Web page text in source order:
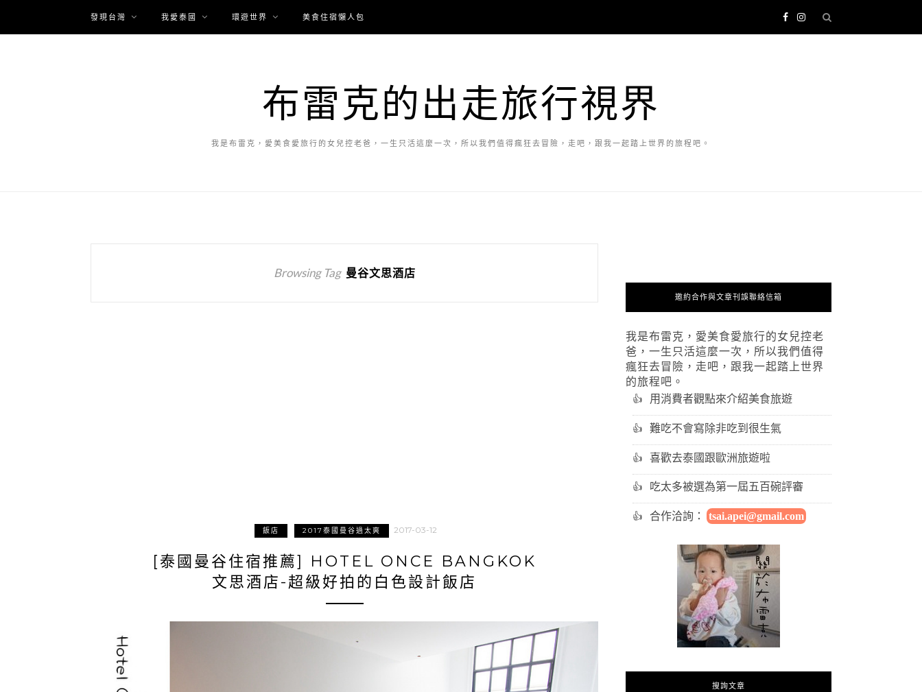
發現台灣 我愛泰國 環遊世界 美食住宿懶人包
布雷克的出走旅行視界
我是布雷克，愛美食愛旅行的女兒控老爸，一生只活這麼一次，所以我們值得瘋狂去冒險，走吧，跟我一起踏上世界的旅程吧。
Browsing Tag 曼谷文思酒店
飯店 2017泰國曼谷過太爽 2017-03-12
[泰國曼谷住宿推薦] HOTEL ONCE BANGKOK
文思酒店-超級好拍的白色設計飯店
邀約合作與文章刊誤聯絡信箱
我是布雷克，愛美食愛旅行的女兒控老
爸，一生只活這麼一次，所以我們值得
瘋狂去冒險，走吧，跟我一起踏上世界
的旅程吧。
用消費者觀點來介紹美食旅遊
難吃不會寫除非吃到很生氣
喜歡去泰國跟歐洲旅遊啦
吃太多被選為第一屆五百碗評審
合作洽詢： tsai.apei@gmail.com
搜詢文章